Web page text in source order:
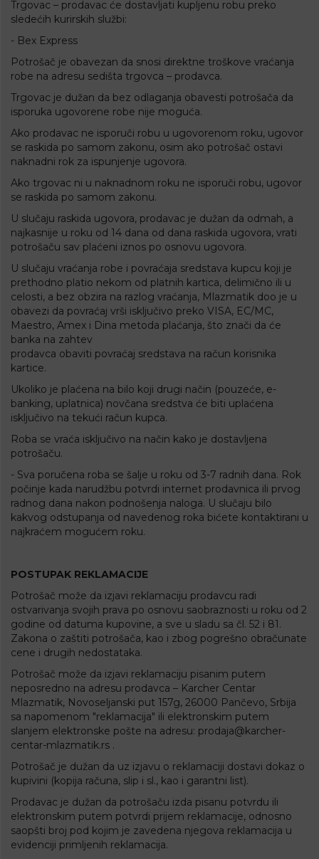
Trgovac – prodavac će dostavljati kupljenu robu preko
sledećih kurirskih službi:
- Bex Express
Potrošač je obavezan da snosi direktne troškove vraćanja
robe na adresu sedišta trgovca – prodavca.
Trgovac je dužan da bez odlaganja obavesti potrošača da
isporuka ugovorene robe nije moguća.
Ako prodavac ne isporuči robu u ugovorenom roku, ugovor
se raskida po samom zakonu, osim ako potrošač ostavi
naknadni rok za ispunjenje ugovora.
Ako trgovac ni u naknadnom roku ne isporuči robu, ugovor
se raskida po samom zakonu.
U slučaju raskida ugovora, prodavac je dužan da odmah, a
najkasnije u roku od 14 dana od dana raskida ugovora, vrati
potrošaču sav plaćeni iznos po osnovu ugovora.
U slučaju vraćanja robe i povraćaja sredstava kupcu koji je
prethodno platio nekom od platnih kartica, delimično ili u
celosti, a bez obzira na razlog vraćanja, Mlazmatik doo je u
obavezi da povraćaj vrši isključivo preko VISA, EC/MC,
Maestro, Amex i Dina metoda plaćanja, što znači da će
banka na zahtev
prodavca obaviti povraćaj sredstava na račun korisnika
kartice.
Ukoliko je plaćena na bilo koji drugi način (pouzeće, e-
banking, uplatnica) novčana sredstva će biti uplaćena
isključivo na tekući račun kupca.
Roba se vraća isključivo na način kako je dostavljena
potrošaču.
- Sva poručena roba se šalje u roku od 3-7 radnih dana. Rok
počinje kada narudžbu potvrdi internet prodavnica ili prvog
radnog dana nakon podnošenja naloga. U slučaju bilo
kakvog odstupanja od navedenog roka bićete kontaktirani u
najkraćem mogućem roku.
POSTUPAK REKLAMACIJE
Potrošač može da izjavi reklamaciju prodavcu radi
ostvarivanja svojih prava po osnovu saobraznosti u roku od 2
godine od datuma kupovine, a sve u sladu sa čl. 52 i 81.
Zakona o zaštiti potrošača, kao i zbog pogrešno obračunate
cene i drugih nedostataka.
Potrošač može da izjavi reklamaciju pisanim putem
neposredno na adresu prodavca – Karcher Centar
Mlazmatik, Novoseljanski put 157g, 26000 Pančevo, Srbija
sa napomenom "reklamacija" ili elektronskim putem
slanjem elektronske pošte na adresu: prodaja@karcher-
centar-mlazmatik.rs .
Potrošač je dužan da uz izjavu o reklamaciji dostavi dokaz o
kupivini (kopija računa, slip i sl., kao i garantni list).
Prodavac je dužan da potrošaču izda pisanu potvrdu ili
elektronskim putem potvrdi prijem reklamacije, odnosno
saopšti broj pod kojim je zavedena njegova reklamacija u
evidenciji primljenih reklamacija.